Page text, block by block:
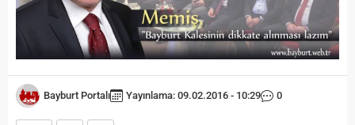
Bayburt Portalı Yayınlama: 09.02.2016 - 10:29 0